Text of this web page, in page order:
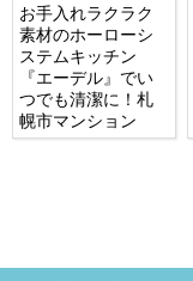
お手入れラクラク
素材のホーローシ
ステムキッチン
『エーデル』でい
つでも清潔に！札
幌市マンション